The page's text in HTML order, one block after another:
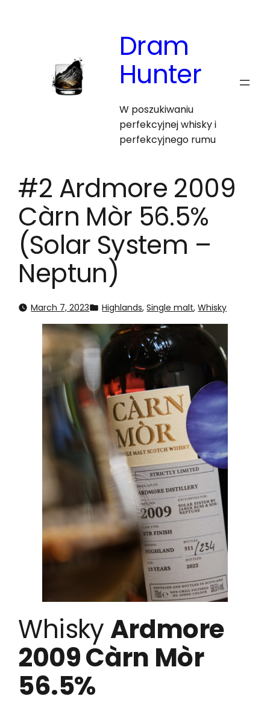
Dram
Hunter
W poszukiwaniu
perfekcyjnej whisky i
perfekcyjnego rumu
#2 Ardmore 2009
Càrn Mòr 56.5%
(Solar System –
Neptun)
March 7, 2023 Highlands, Single malt, Whisky
WhiskyArdmore
2009 Càrn Mòr
56.5%